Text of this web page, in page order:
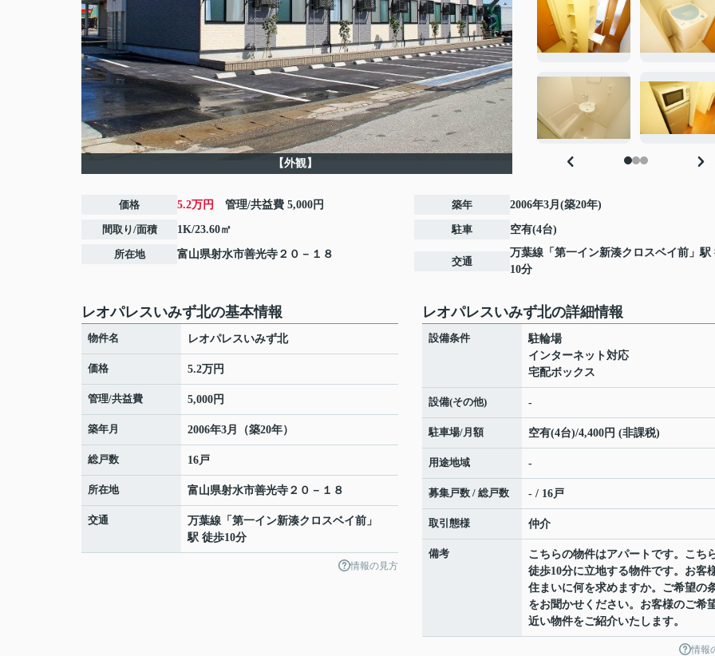
【外観】
価格 5.2万円 管理/共益費 5,000円
間取り/面積 1K/23.60㎡
所在地 富山県射水市善光寺 ２０－１８
築年 2006年3月(築20年)
駐車 空有(4台)
交通
万葉線 「 第一イン新湊クロスベイ前 」
10分
レオパレスいみず北の基本情報
物件名 レオパレスいみず北
価格 5.2万円
管理/共益費 5,000円
築年月 2006年3月（築20年）
総戸数 16戸
所在地 富山県射水市善光寺 ２０－１８
交通 万葉線 「 第一イン新湊クロスベイ前 」
駅 徒歩10分
情報の見方
レオパレスいみず北の詳細情報
設備条件
駐輪場
インターネット対応
宅配ボックス
設備(その他) -
駐車場/月額 空有(4台)/4,400円 (非課税)
用途地域 -
募集戸数 / 総戸数 - / 16戸
取引態様 仲介
備考
こちらの物件はアパートです。こち
徒歩10分に立地する物件です。お客
住まいに何を求めますか。ご希望の
をお聞かせください。お客様のご希
近い物件をご紹介いたします。
情報